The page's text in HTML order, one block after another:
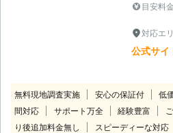
目安料金
対応エ
公式サイ
無料現地調査実施 安心の保証付 低
間対応
サポート万全 経験豊富
り後追加料金無し
スピーディーな対応